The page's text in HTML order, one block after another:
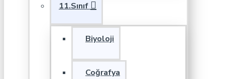
11.Sınıf
Biyoloji
Coğrafya